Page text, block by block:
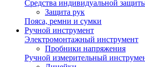
Средства индивидуальной
Защита рук
Пояса, ремни и сумки
Ручной инструмент
Электромонтажный инструмент
Пробники напряжения
Ручной измерительный